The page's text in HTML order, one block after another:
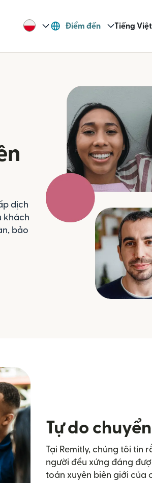
Điểm đến Tiếng Việt
dịch
khách
bảo
Tự do
Tại Remitly, chúng tôi tin
người đều xứng đáng
toán xuyên biên giới của